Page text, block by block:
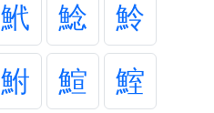
鮘 鯰
魿
鮒 鰚
鰘